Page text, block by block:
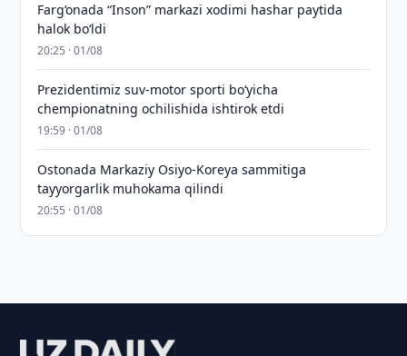
Farg‘onada “Inson” markazi xodimi hashar paytida
halok bo‘ldi
20:25 · 01/08
Prezidentimiz suv-motor sporti bo‘yicha
chempionatning ochilishida ishtirok etdi
19:59 · 01/08
Ostonada Markaziy Osiyo-Koreya sammitiga
tayyorgarlik muhokama qilindi
20:55 · 01/08